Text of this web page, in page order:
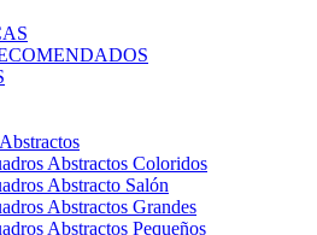
Abstractos Coloridos
Abstracto Salón
Abstractos Grandes
Abstractos Pequeños